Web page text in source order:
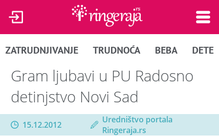
ZATRUDNJIVANJE TRUDNOĆA BEBA DETE
Gram ljubavi u PU Radosno
detinjstvo Novi Sad
15.12.2012
Uredništvo portala
Ringeraja.rs